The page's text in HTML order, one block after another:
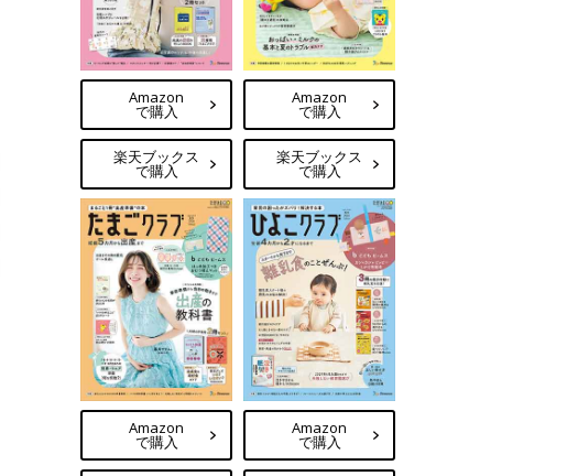
Amazon
で購入
楽天ブックス
で購入
Amazon
で購入
楽天ブックス
で購入
Amazon
で購入
Amazon
で購入